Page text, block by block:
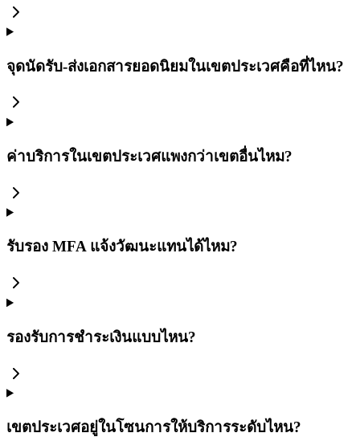
จุดนัดรับ-ส่งเอกสารยอดนิยมในเขตประเวศคือที่ไหน?
ค่าบริการในเขตประเวศแพงกว่าเขตอื่นไหม?
รับรอง MFA แจ้งวัฒนะแทนได้ไหม?
รองรับการชำระเงินแบบไหน?
เขตประเวศอยู่ในโซนการให้บริการระดับไหน?